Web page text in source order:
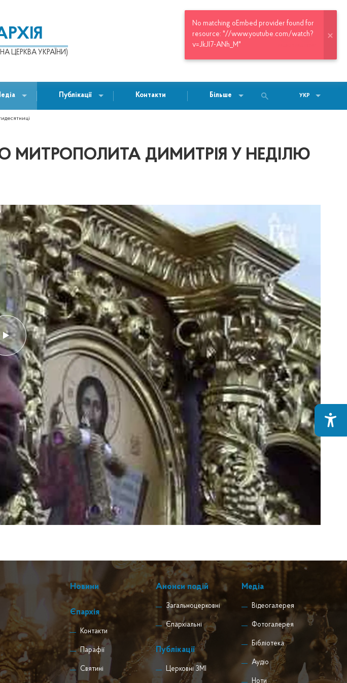
ЦЕРКВА УКРАЇНИ)
Публікації Контакти Більше УКР
МИТРОПОЛИТА ДИМИТРІЯ У НЕДІЛЮ
Новини
Єпархія
Контакти
Парафії
Святині
Анонси подій
Загальноцерковні
Єпархіальні
Публікації
Церковні ЗМІ
Медіа
Відеогалерея
Фотогалерея
Бібліотека
Аудіо
Ноти